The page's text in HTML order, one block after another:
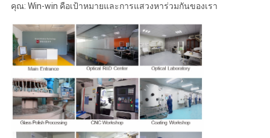
คุณ: Win-win คือเป้าหมายและการแสวงหาร่วมกันของเรา